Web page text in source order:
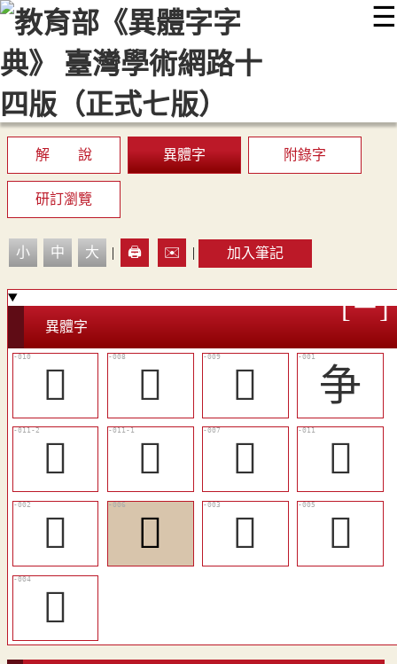
☰
::: 最新消息 常見問題 編輯說明
顯示模式
網站導覽
解 說 異體字 附錄字
研訂瀏覽
小 中 大 | 🖨️ ✉️ | 加入筆記
異體字
󳠺 󳠸 󳠹
争
󳠽
󳠼 󳠷
󳠻
𠄙
󳠶 𠫩
󳠵
𣌦